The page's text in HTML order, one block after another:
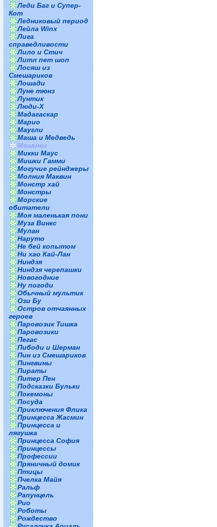
Леди Баг и Супер-
Кот
Ледниковый период
Лейла Winx
Лига
справедливости
Лило и Стич
Литл пет шоп
Лосяш из
Смешариков
Лошади
Луне тюнз
Лунтик
Люди-Х
Мадагаскар
Марио
Маугли
Маша и Медведь
Машины
Микки Маус
Мишки Гамми
Могучие рейнджеры
Молния Маквин
Монстр хай
Монстры
Морские
обитатели
Моя маленькая пони
Муза Винкс
Мулан
Наруто
Не бей копытом
Ни хао Кай-Лан
Ниндзя
Ниндзя черепашки
Новогодние
Ну погоди
Обычный мультик
Ози Бу
Остров отчаянных
героев
Паровозик Тишка
Паровозики
Пегас
Пибоди и Шерман
Пин из Смешариков
Пингвины
Пираты
Питер Пен
Подсказки Бульки
Покемоны
Посуда
Приключения Флика
Принцесса Жасмин
Принцесса и
лягушка
Принцесса София
Принцессы
Профессии
Пряничный домик
Птицы
Пчелка Майя
Ральф
Рапунцель
Рио
Роботы
Рождество